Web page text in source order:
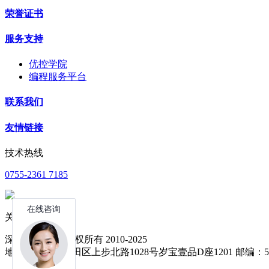
荣誉证书
服务支持
优控学院
编程服务平台
联系我们
友情链接
技术热线
0755-2361 7185
关注公众号
深圳中达优控 版权所有 2010-2025
地址：深圳市福田区上步北路1028号岁宝壹品D座1201 邮编：